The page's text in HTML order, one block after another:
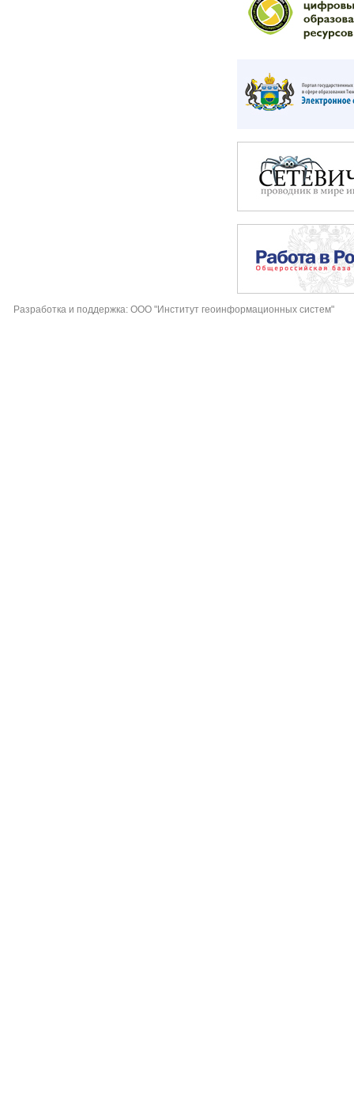
Разработка и поддержка: ООО "Институт геоинформационных систем"